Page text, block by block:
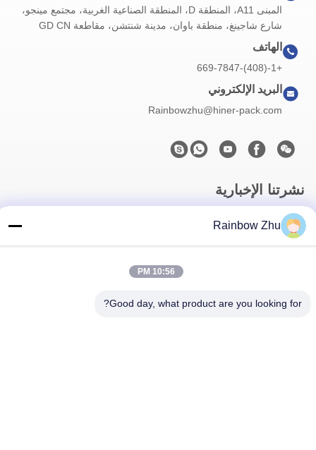
المبنى A11، المنطقة D، المنطقة الصناعية الغربية، مجتمع مينجو،
شارع شاجينغ، منطقة باوان، مدينة شنتشن، مقاطعة GD CN
الهاتف
+1-(408)-669-7847
البريد الإلكتروني
Rainbowzhu@hiner-pack.com
نشرتنا الإخبارية
اشترك في نشرتنا الإخبارية للحصول على خصومات وأكثر.
Rainbow Zhu
10:56 PM
Good day, what product are you looking for?